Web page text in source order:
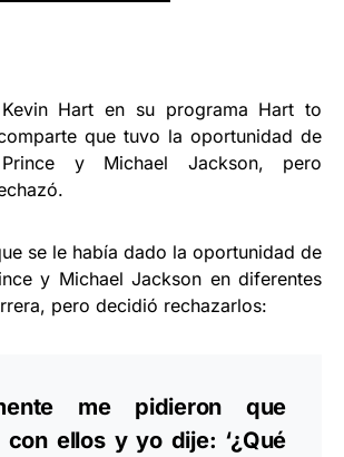
Hart en su programa Hart to
que tuvo la oportunidad de
y Michael Jackson, pero
se le había dado la oportunidad de
y Michael Jackson en diferentes
pero decidió rechazarlos:
me pidieron que
ellos y yo dije: ‘¿Qué